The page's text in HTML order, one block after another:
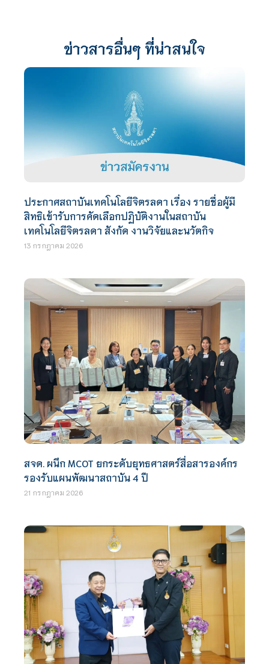
ข่าวสารอื่นๆ ที่น่าสนใจ
ประกาศสถาบันเทคโนโลยีจิตรลดา เรื่อง รายชื่อผู้มี
สิทธิเข้ารับการคัดเลือกปฏิบัติงานในสถาบัน
เทคโนโลยีจิตรลดา สังกัด งานวิจัยและนวัตกิจ
13 กรกฎาคม 2026
สจด. ผนึก MCOT ยกระดับยุทธศาสตร์สื่อสารองค์กร
รองรับแผนพัฒนาสถาบัน 4 ปี
21 กรกฎาคม 2026